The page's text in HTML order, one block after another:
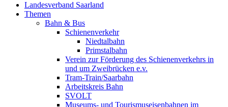
Landesverband Saarland
Themen
Bahn & Bus
Schienenverkehr
Niedtalbahn
Primstalbahn
Verein zur Förderung des Schienenverkehrs in
und um Zweibrücken e.v.
Tram-Train/Saarbahn
Arbeitskreis Bahn
SVOLT
Museums- und Tourismuseisenbahnen im